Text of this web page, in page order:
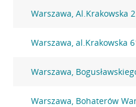
Warszawa, Al.Krakowska 2
Warszawa, al.Krakowska
Warszawa,
Warszawa, Bohaterów